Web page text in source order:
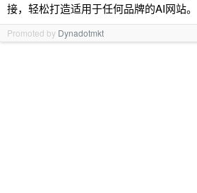
接，轻松打造适用于任何品牌的AI网站。
Promoted by Dynadotmkt